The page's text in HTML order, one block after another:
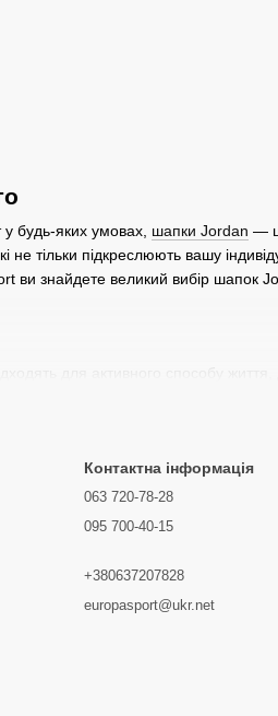
будь-яких умовах, шапки Jordan —
тільки підкреслюють вашу
ви знайдете великий вибір шапок
і довговічність. Вибирайте
варіант для будь-якої форми
чи яскраві варіанти з
Jordan за вигідними цінами.
Контактна інформація
063 720-78-28
095 700-40-15
+380637207828
europasport@ukr.net